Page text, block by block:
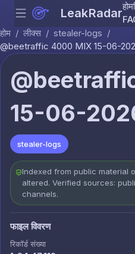
Menu LeakRadarहोम
होम / लीक्स / stealer-logs /
@beetraffic 4000 MIX 15-06-
15-06-
stealer-logs
Indexed from public material
altered. Verified sources:
channels.
फाइल विवरण
रिकॉर्ड संख्या